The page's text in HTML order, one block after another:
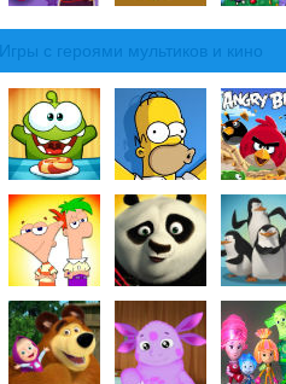
Игры с героями мультиков и кино